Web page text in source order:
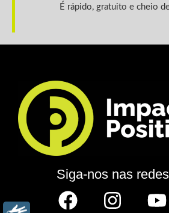
É rápido, gratuito e cheio
Siga-nos nas